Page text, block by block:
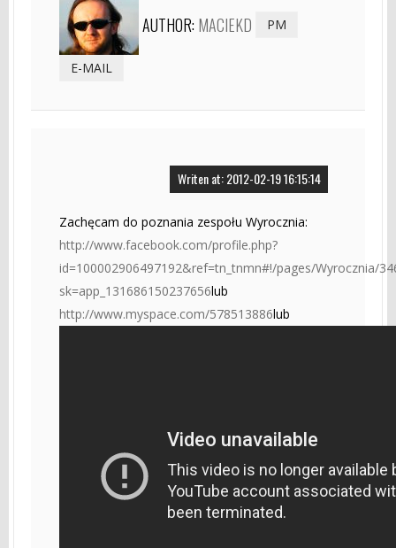
AUTHOR: MACIEKD PM
E-MAIL
Writen at: 2012-02-19 16:15:14
Zachęcam do poznania zespołu Wyrocznia:
http://www.facebook.com/profile.php?
id=100002906497192&ref=tn_tnmn#!/pages/Wyrocznia/
sk=app_131686150237656lub
http://www.myspace.com/578513886lub